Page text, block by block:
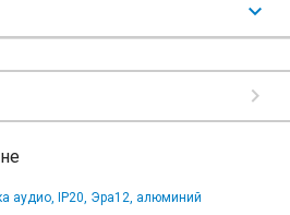
аудио, IP20, Эра12, алюминий